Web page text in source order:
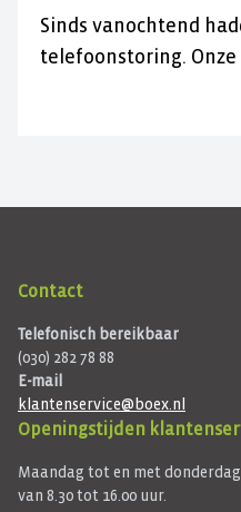
Sinds vanochtend
telefoonstoring.
Contact
Telefonisch bereikbaar
(030) 282 78 88
E-mail
klantenservice@boex.nl
Openingstijden
Maandag tot en met donderdag
van 8.30 tot 16.00 uur.